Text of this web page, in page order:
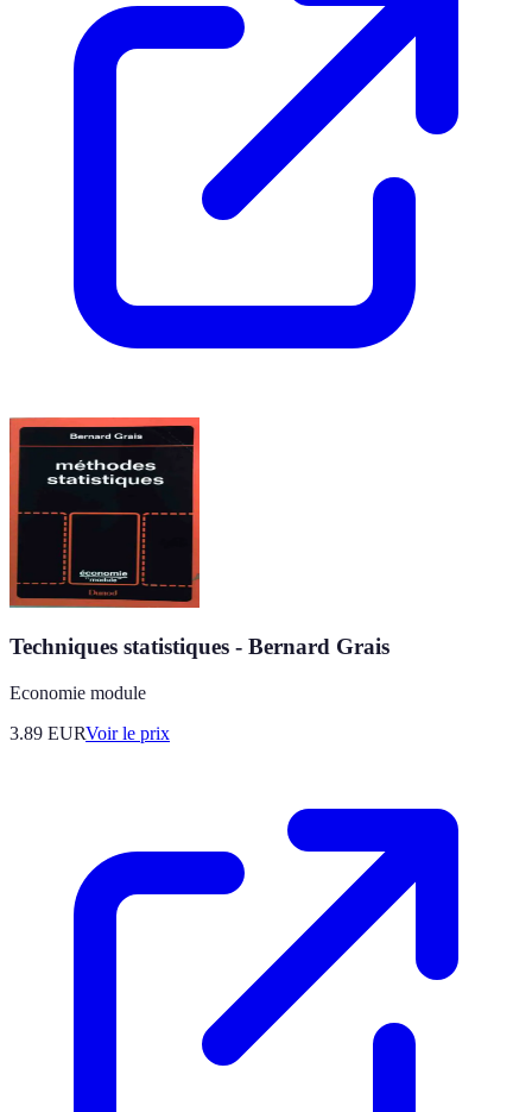
Techniques statistiques - Bernard Grais
Economie module
3.89 EURVoir le prix